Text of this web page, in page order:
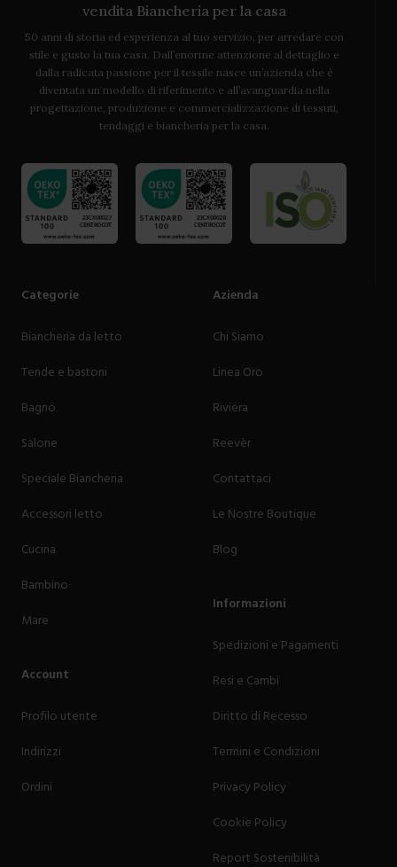
vendita Biancheria per la casa
50 anni di storia ed esperienza al tuo servizio, per arredare con
stile e gusto la tua casa. Dall’enorme attenzione al dettaglio e
dalla radicata passione per il tessile nasce un’azienda che è
diventata un modello di riferimento e all’avanguardia nella
progettazione, produzione e commercializzazione di tessuti,
tendaggi e biancheria per la casa.
Categorie
Biancheria da letto
Tende e bastoni
Bagno
Salone
Speciale Biancheria
Accessori letto
Cucina
Bambino
Mare
Account
Profilo utente
Indirizzi
Ordini
Azienda
Chi Siamo
Linea Oro
Riviera
Reevèr
Contattaci
Le Nostre Boutique
Blog
Informazioni
Spedizioni e Pagamenti
Resi e Cambi
Diritto di Recesso
Termini e Condizioni
Privacy Policy
Cookie Policy
Report Sostenibilità